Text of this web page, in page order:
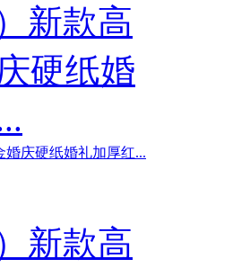
婚庆硬纸婚礼加厚红...